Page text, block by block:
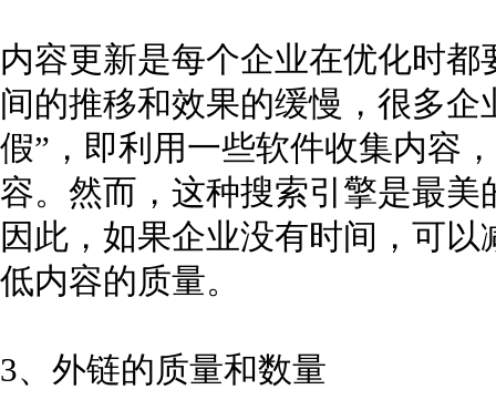
内容更新是每个企业在优化时
间的推移和效果的缓慢，很多
假”，即利用一些软件收集内容
容。然而，这种搜索引擎是最
因此，如果企业没有时间，可
低内容的质量。
3、外链的质量和数量